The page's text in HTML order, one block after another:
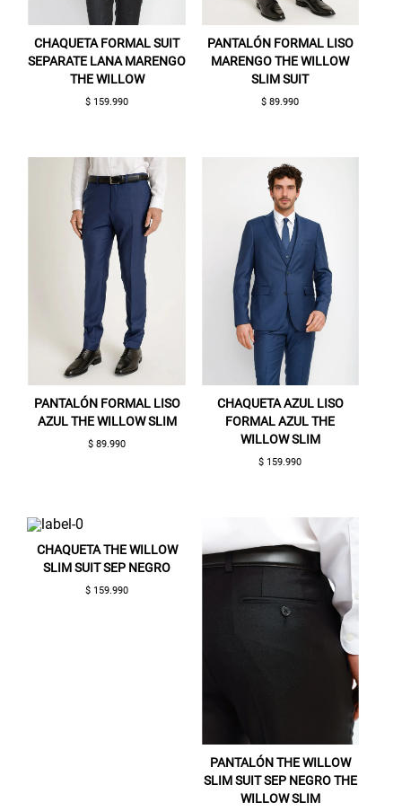
CHAQUETA FORMAL SUIT
SEPARATE LANA MARENGO
THE WILLOW
$ 159.990
PANTALÓN FORMAL LISO
MARENGO THE WILLOW
SLIM SUIT
$ 89.990
PANTALÓN FORMAL LISO
AZUL THE WILLOW SLIM
$ 89.990
CHAQUETA AZUL LISO
FORMAL AZUL THE
WILLOW SLIM
$ 159.990
CHAQUETA THE WILLOW
SLIM SUIT SEP NEGRO
$ 159.990
PANTALÓN THE WILLOW
SLIM SUIT SEP NEGRO THE
WILLOW SLIM
Gracias por inscribirte!
Aquí esta tu cupón, usalo en tu siguiente